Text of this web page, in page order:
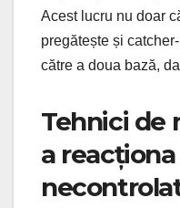
Acest lucru nu doar
pregătește și
către a doua bază,
Tehnici de
a